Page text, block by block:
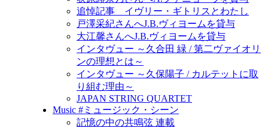
追悼記事 イヴリー・ギトリスとわたし
戸澤采紀さんへJ.B.ヴィヨームを貸与
大江馨さんへJ.B.ヴィヨームを貸与
インタヴュー ～久合田 緑 / 第二ヴァイオリ
ンの理想とは～
インタヴュー ～久保陽子 / カルテットに取
り組む理由～
JAPAN STRING QUARTET
Music #ミュージック・シーン
記憶の中の共鳴弦 連載